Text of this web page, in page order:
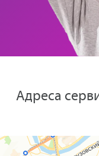
Адреса